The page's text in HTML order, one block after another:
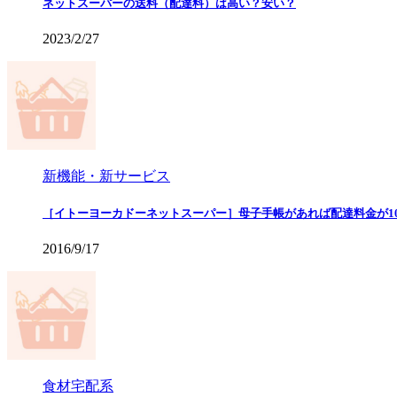
ネットスーパーの送料（配達料）は高い？安い？
2023/2/27
新機能・新サービス
［イトーヨーカドーネットスーパー］母子手帳があれば配達料金が
2016/9/17
食材宅配系